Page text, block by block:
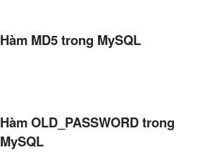
Hàm MD5 trong MySQL
Hàm OLD_PASSWORD trong
MySQL